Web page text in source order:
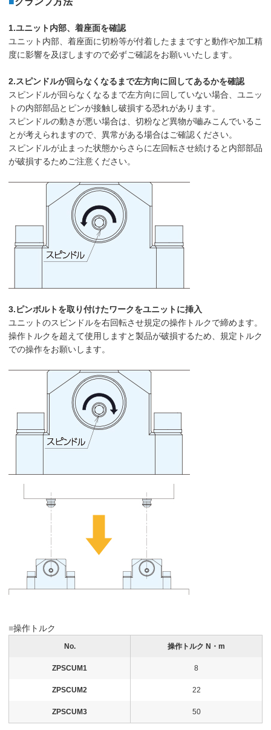
1.ユニット内部、着座面を確認
ユニット内部、着座面に切粉等が付着したままですと動作や加工精
度に影響を及ぼしますので必ずご確認をお願いいたします。
2.スピンドルが回らなくなるまで左方向に回してあるかを確認
スピンドルが回らなくなるまで左方向に回していない場合、ユニッ
トの内部部品とピンが接触し破損する恐れがあります。
スピンドルの動きが悪い場合は、切粉など異物が嚙みこんでいるこ
とが考えられますので、異常がある場合はご確認ください。
スピンドルが止まった状態からさらに左回転させ続けると内部部品
が破損するためご注意ください。
3.ピンボルトを取り付けたワークをユニットに挿入
ユニットのスピンドルを右回転させ規定の操作トルクで締めます。
操作トルクを超えて使用しますと製品が破損するため、規定トルク
での操作をお願いします。
■操作トルク
No. 操作トルク N・m
ZPSCUM1 8
ZPSCUM2 22
ZPSCUM3 50